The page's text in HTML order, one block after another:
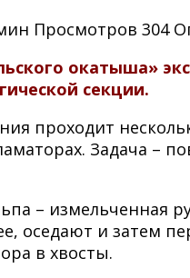
Просмотров 304
окатыша»
секции.
проходит
Задача –
– измельченная
оседают и
в хвосты.